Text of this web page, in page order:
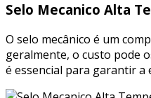
Selo Mecanico Alta
O selo mecânico é um
geralmente, o custo pode
é essencial para garantir a